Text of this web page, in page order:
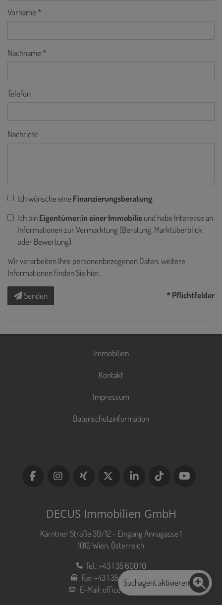
Vorname
Nachname
Telefon
Nachricht
Ich wünsche eine Finanzierungsberatung.
Ich binEigentümer:in einer Immobilieund habe Interesse an
Informationen zur Vermarktung (Beratung, Marktüberblick
oder Bewertung).
Wir verarbeiten Ihre personenbezogenen Daten, weitere
Informationen finden Sie hier.
Senden * Pflichtfelder
Immobilien
Kontakt
Impressum
Datenschutzinformation
DECUS Immobilien GmbH
Kärntner Straße 39/12 - Eingang Annagasse 1
1010 Wien, Österreich
Tel.:+43 1 35 600 10
Fax:+43 1 35 600 10 80
E-Mail:office@decus.at
Suchagent aktivieren